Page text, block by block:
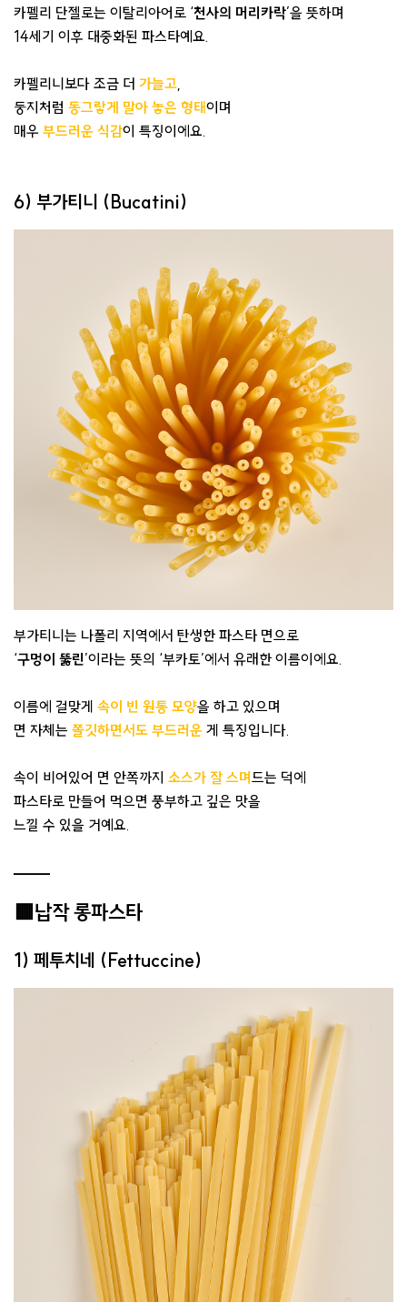
카펠리 단젤로는 이탈리아어로 ‘천사의 머리카락’을 뜻하며
14세기 이후 대중화된 파스타예요.
카펠리니보다 조금 더 가늘고
둥지처럼 동그랗게 말아 놓은 형태이며
매우 부드러운 식감이 특징이에요.
6) 부가티니 (Bucatini)
부가티니는 나폴리 지역에서 탄생한 파스타 면으로
‘구멍이 뚫린’이라는 뜻의 ‘부카토’에서 유래한 이름이에요.
이름에 걸맞게 속이 빈 원통 모양을 하고 있으며
면 자체는 쫄깃하면서도 부드러운 게 특징입니다.
속이 비어있어 면 안쪽까지 소스가 잘 스며드는 덕에
파스타로 만들어 먹으면 풍부하고 깊은 맛을
느낄 수 있을 거예요.
🟥납작 롱파스타
1) 페투치네 (Fettuccine)